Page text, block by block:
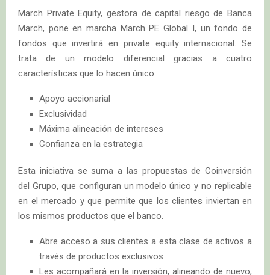
March Private Equity, gestora de capital riesgo de Banca
March, pone en marcha March PE Global I, un fondo de
fondos que invertirá en private equity internacional. Se
trata de un modelo diferencial gracias a cuatro
características que lo hacen único:
Apoyo accionarial
Exclusividad
Máxima alineación de intereses
Confianza en la estrategia
Esta iniciativa se suma a las propuestas de Coinversión
del Grupo, que configuran un modelo único y no replicable
en el mercado y que permite que los clientes inviertan en
los mismos productos que el banco.
Abre acceso a sus clientes a esta clase de activos a
través de productos exclusivos
Les acompañará en la inversión, alineando de nuevo,